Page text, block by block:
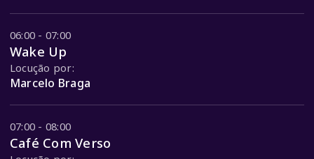
06:00 - 07:00
Wake Up
Locução por:
Marcelo Braga
07:00 - 08:00
Café Com Verso